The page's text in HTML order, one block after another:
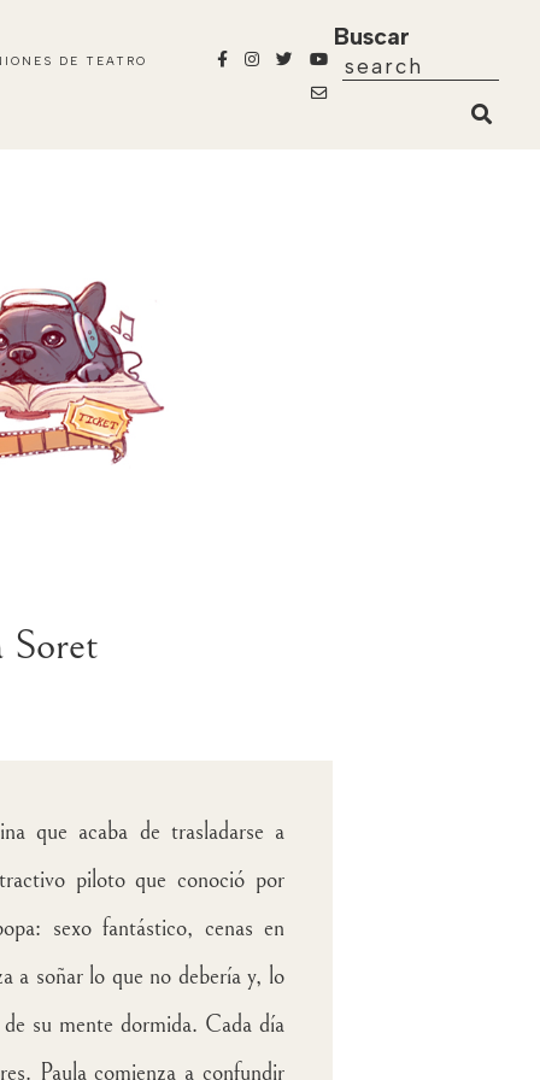
DE TEATRO
Buscar
Soret
que acaba de trasladarse a
piloto que conoció por
sexo fantástico, cenas en
a soñar lo que no debería y, lo
su mente dormida. Cada día
Paula comienza a confundir